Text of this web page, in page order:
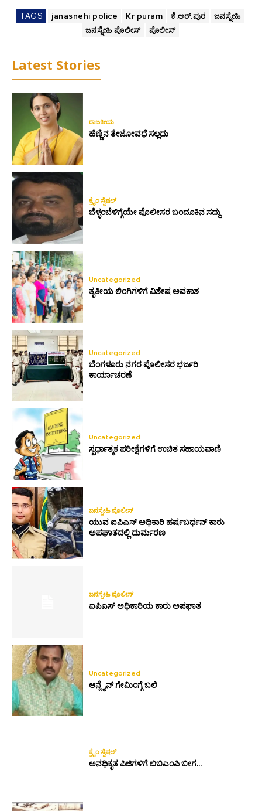
TAGS janasnehi police Kr puram ಕೆ.ಆರ್.ಪುರ
ಜನಸ್ನೇಹಿ
ಜನಸ್ನೇಹಿ ಪೊಲೀಸ್
ಪೊಲೀಸ್
Latest Stories
ರಾಜಕೀಯ
ಹೆಣ್ಣಿನ ತೇಜೋವಧೆ ಸಲ್ಲದು
ಕ್ರೈಂ ಸ್ಪೆಷಲ್
ಬೆಳ್ಳಂಬೆಳಿಗ್ಗೆಯೇ ಪೊಲೀಸರ ಬಂದೂಕಿನ ಸದ್ದು
Uncategorized
ತೃತೀಯ ಲಿಂಗಿಗಳಿಗೆ ವಿಶೇಷ ಅವಕಾಶ
Uncategorized
ಬೆಂಗಳೂರು ನಗರ ಪೊಲೀಸರ ಭರ್ಜರಿ
ಕಾರ್ಯಾಚರಣೆ
Uncategorized
ಸ್ಪರ್ಧಾತ್ಮಕ ಪರೀಕ್ಷೆಗಳಿಗೆ ಉಚಿತ ಸಹಾಯವಾಣಿ
ಜನಸ್ನೇಹಿ ಪೊಲೀಸ್
ಯುವ ಐಪಿಎಸ್ ಅಧಿಕಾರಿ ಹರ್ಷಬರ್ಧನ್ ಕಾರು
ಅಪಘಾತದಲ್ಲಿ ದುರ್ಮರಣ
ಜನಸ್ನೇಹಿ ಪೊಲೀಸ್
ಐಪಿಎಸ್ ಅಧಿಕಾರಿಯ ಕಾರು ಅಪಘಾತ
Uncategorized
ಆನ್ಲೈನ್ ಗೇಮಿಂಗ್ಗೆ ಬಲಿ
ಕ್ರೈಂ ಸ್ಪೆಷಲ್
ಅನಧಿಕೃತ ಪಿಜಿಗಳಿಗೆ ಬಿಬಿಎಂಪಿ ಬೀಗ…